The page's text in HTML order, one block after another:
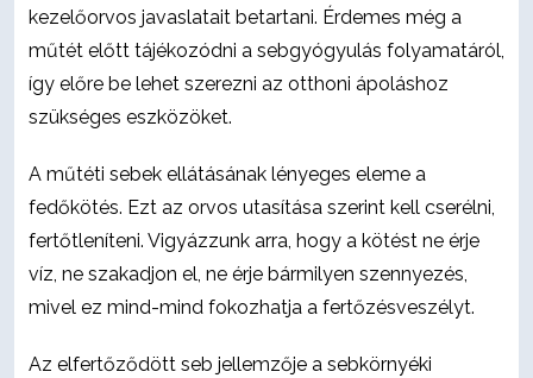
kezelőorvos javaslatait betartani. Érdemes még a
műtét előtt tájékozódni a sebgyógyulás folyamatáról,
így előre be lehet szerezni az otthoni ápoláshoz
szükséges eszközöket.
A műtéti sebek ellátásának lényeges eleme a
fedőkötés. Ezt az orvos utasítása szerint kell cserélni,
fertőtleníteni. Vigyázzunk arra, hogy a kötést ne érje
víz, ne szakadjon el, ne érje bármilyen szennyezés,
mivel ez mind-mind fokozhatja a fertőzésveszélyt.
Az elfertőződött seb jellemzője a sebkörnyéki